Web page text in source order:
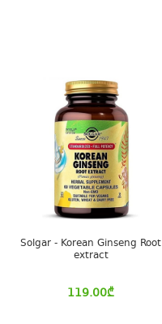
Solgar - Korean Ginseng Root
extract
119.00₾